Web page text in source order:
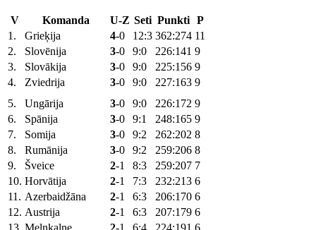
V Komanda U-Z Seti Punkti P
1.
Grieķija 4-0 12:3 362:274 11
2.
Slovēnija 3-0 9:0 226:141 9
3.
Slovākija 3-0 9:0 225:156 9
4.
Zviedrija 3-0 9:0 227:163 9
5.
Ungārija 3-0 9:0 226:172 9
6.
Spānija 3-0 9:1 248:165 9
7.
Somija 3-0 9:2 262:202 8
8.
Rumānija 3-0 9:2 259:206 8
9.
Šveice 2-1 8:3 259:207 7
10. Horvātija 2-1 7:3 232:213 6
11. Azerbaidžāna 2-1 6:3 206:170 6
12. Austrija 2-1 6:3 207:179 6
13. Melnkalne 2-1 6:4 224:191 6